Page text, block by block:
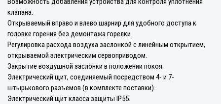
клапана.
Открываемый вправо и влево шарнир для удобного доступа к
головке горения без демонтажа горелки.
Регулировка расхода воздуха заслонкой с линейным открытием,
открываемой электрическим сервоприводом.
Закрытие воздушной заслонки в положении покоя.
Электрический щит, соединяемый посредством 4- и 7-
штырькового разъемов (в комплекте поставки).
Электрический щит класса защиты IP55.